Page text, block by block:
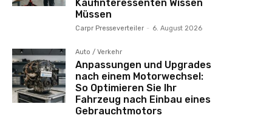
Kaufinteressenten Wissen
Müssen
Carpr Presseverteiler - 6. August 2026
Auto / Verkehr
Anpassungen und Upgrades
nach einem Motorwechsel:
So Optimieren Sie Ihr
Fahrzeug nach Einbau eines
Gebrauchtmotors